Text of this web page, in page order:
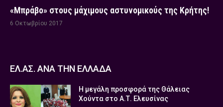
«Μπράβο» στους μάχιμους αστυνομικούς της Κρήτης!
6 Οκτωβρίου 2017
ΕΛ.ΑΣ. ΑΝΑ ΤΗΝ ΕΛΛΑΔΑ
Η μεγάλη προσφορά της Θάλειας
Χούντα στο Α.Τ. Ελευσίνας